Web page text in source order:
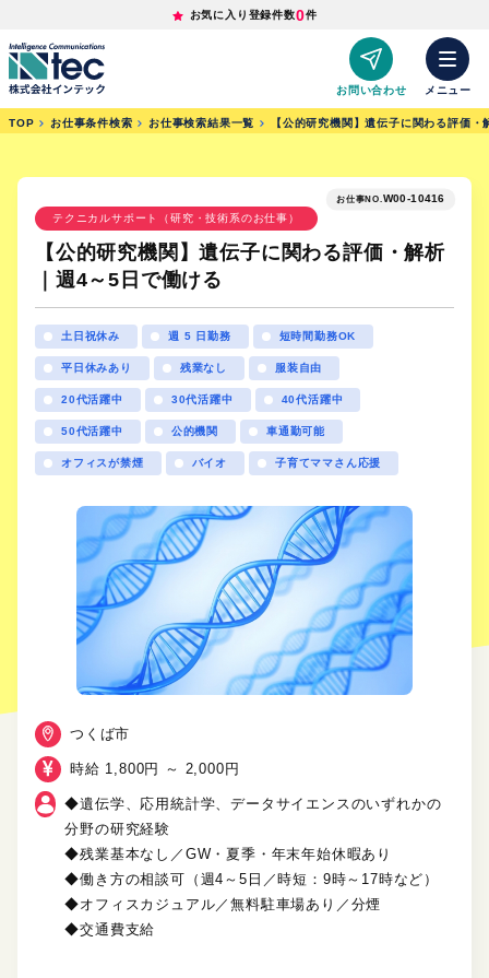
お気に入り登録件数0件
お問い合わせ メニュー
TOP お仕事条件検索 お仕事検索結果一覧 【公的研究機関】遺伝子に関わる評価
お仕事NO. W00-10416
テクニカルサポート（研究・技術系のお仕事）
【公的研究機関】遺伝子に関わる評価・解析
｜週4～5日で働ける
土日祝休み 週 5 日勤務 短時間勤務OK
平日休みあり 残業なし 服装自由
20代活躍中 30代活躍中 40代活躍中
50代活躍中 公的機関 車通勤可能
オフィスが禁煙 バイオ 子育てママさん応援
つくば市
時給 1,800円 ～ 2,000円
◆遺伝学、応用統計学、データサイエンスのいずれかの
分野の研究経験
◆残業基本なし／GW・夏季・年末年始休暇あり
◆働き方の相談可（週4～5日／時短：9時～17時など）
◆オフィスカジュアル／無料駐車場あり／分煙
◆交通費支給